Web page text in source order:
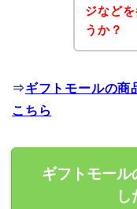
ジなど
うか？
⇒ギフトモールの商
こちら
ギフトモール
し